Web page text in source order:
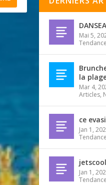
DANSEA
Mai 5,
Tendance
la
Mar 4,
Articles,
ce
Jan 1,
Tendance
jetscool
Jan 1,
Tendance